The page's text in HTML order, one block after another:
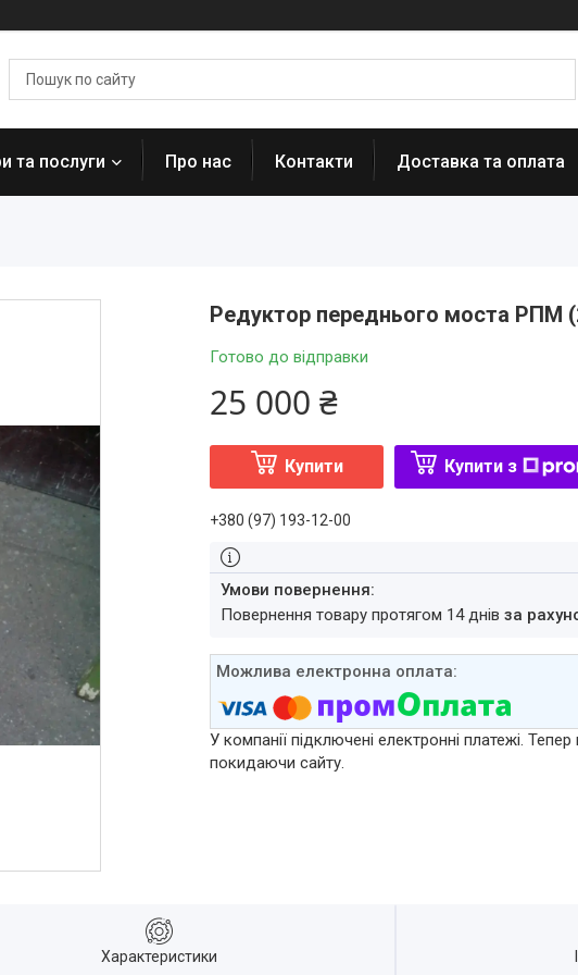
та послуги Про нас Контакти Доставка та оплата
Редуктор переднього моста РПМ
Готово до відправки
25 000 ₴
Купити Купити з
+380 (97) 193-12-00
повернення товару протягом 14 днівза
У компанії підключені електронні платежі.
покидаючи сайту.
Характеристики